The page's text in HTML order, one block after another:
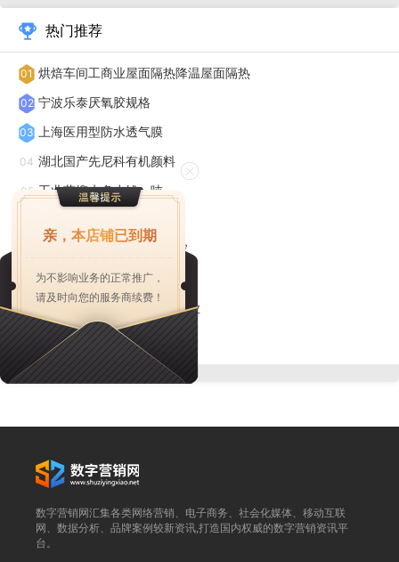
符合相关标准和要求。而这些设备的生产厂家则扮演着至关重
要的角色，他们负责设计、制造和提供高质量的工业水处理设
备，以满足各行各业的需求。 工业水处理设备生产厂家通常
拥有先进的技术和设备，以及经验丰富的工程师和技术团队。
他们不*能够根据客户的具体需求进行定制设计，还能提供的
解决方案，包括设备安装、调试和售后服务等。这些厂家通常
与科研机构和大学合作，不断进行技术创和研发，以提高设备
的性能和效率。浙江工业水处理设备生产厂家
热门推荐
01 烘焙车间工商业屋面隔热降温屋面隔热
02 宁波乐泰厌氧胶规格
03 上海医用型防水透气膜
04 湖北国产先尼科有机颜料
05 工业蒸馏水多少钱一吨
山东半合成切削液生产厂家
海南某种防水透气膜方案
09 柳州耐盐雾锡保护剂生产企业
10 简介复配酶制剂货源充足
数字营销网汇集各类网络营销、电子商务、社会化媒体、移动互联
网、数据分析、品牌案例较新资讯,打造国内权威的数字营销资讯平
台。
亲，本店铺已到期
为不影响业务的正常推广，
请及时向您的服务商续费！